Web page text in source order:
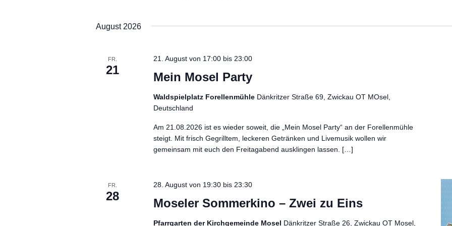
August 2026
FR.
21 Mein Mosel Party
21. August von 17:00 bis23:00
Waldspielplatz Forellenmühle Dänkritzer Straße 69, Zwickau OT MOsel,
Deutschland
Am 21.08.2026 ist es wieder soweit, die „Mein Mosel Party“ an der Forellenmühle
steigt. Mit frisch Gegrilltem, leckeren Getränken und Livemusik wollen wir
gemeinsam mit euch den Freitagabend ausklingen lassen. […]
FR.
28 Moseler Sommerkino – Zwei zu Eins
28. August von 19:30 bis23:30
Pfarrgarten der Kirchgemeinde Mosel Dänkritzer Straße 26, Zwickau OT Mosel,